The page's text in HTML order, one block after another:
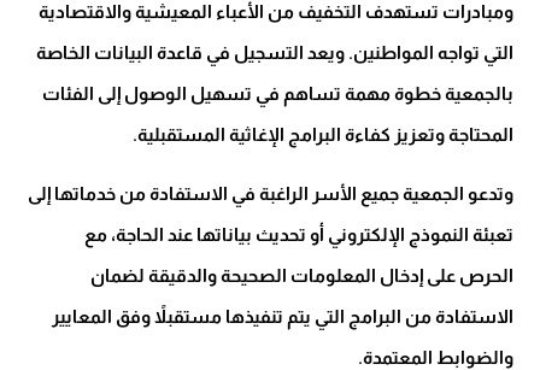
ومبادرات تستهدف التخفيف من الأعباء المعيشية والاقتصادية
التي تواجه المواطنين. ويعد التسجيل في قاعدة البيانات الخاصة
بالجمعية خطوة مهمة تساهم في تسهيل الوصول إلى الفئات
المحتاجة وتعزيز كفاءة البرامج الإغاثية المستقبلية.
وتدعو الجمعية جميع الأسر الراغبة في الاستفادة من خدماتها إلى
تعبئة النموذج الإلكتروني أو تحديث بياناتها عند الحاجة، مع
الحرص على إدخال المعلومات الصحيحة والدقيقة لضمان
الاستفادة من البرامج التي يتم تنفيذها مستقبلاً وفق المعايير
والضوابط المعتمدة.